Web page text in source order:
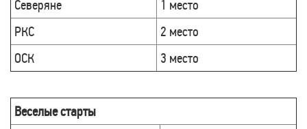
Северяне
1 место
РКС
2 место
ОСК
3 место
Веселые старты